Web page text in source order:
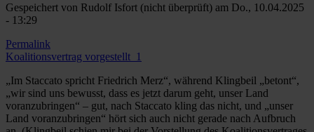
Gespeichert von Rudolf Isfort (nicht überprüft) am Do., 10.04.2025
- 13:29
Permalink
Koalitionsvertrag vorgestellt_1
„Im Staccato spricht Friedrich Merz“, während Klingbeil „betont“,
„wir sind uns bewusst, dass es jetzt darum geht, unser Land
voranzubringen“ – gut, nach Staccato kling das nicht, und „unser
Land voranzubringen“ hört sich auch nicht gerade nach Aufbruch